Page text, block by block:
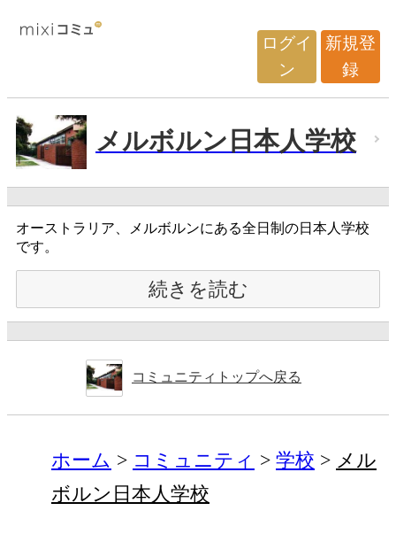
ログイ
ン
新規登
録
メルボルン日本人学校
オーストラリア、メルボルンにある全日制の日本人学校
です。
続きを読む
コミュニティトップへ戻る
ホーム コミュニティ 学校
メル
ボルン日本人学校